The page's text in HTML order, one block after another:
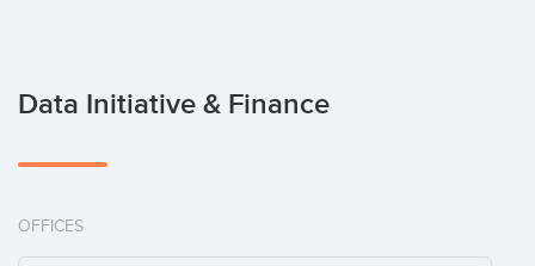
Data Initiative & Finance
OFFICES